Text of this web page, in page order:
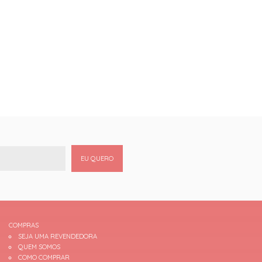
EU QUERO
COMPRAS
SEJA UMA REVENDEDORA
QUEM SOMOS
COMO COMPRAR